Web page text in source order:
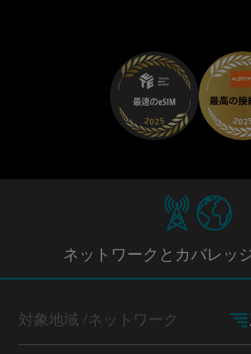
ネットワークとカバレッ
対象地域 /ネットワーク